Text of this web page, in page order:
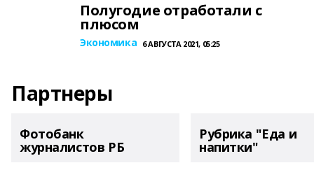
Полугодие отработали с
плюсом
Экономика 6 АВГУСТА 2021, 05:25
Партнеры
Фотобанк
журналистов РБ
Рубрика "Еда и
напитки"